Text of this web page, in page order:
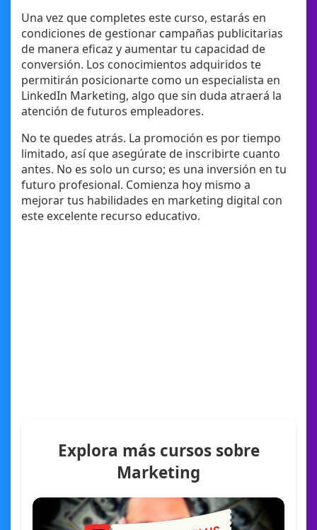
Una vez que completes este curso, estarás en
condiciones de gestionar campañas publicitarias
de manera eficaz y aumentar tu capacidad de
conversión. Los conocimientos adquiridos te
permitirán posicionarte como un especialista en
LinkedIn Marketing, algo que sin duda atraerá la
atención de futuros empleadores.
No te quedes atrás. La promoción es por tiempo
limitado, así que asegúrate de inscribirte cuanto
antes. No es solo un curso; es una inversión en tu
futuro profesional. Comienza hoy mismo a
mejorar tus habilidades en marketing digital con
este excelente recurso educativo.
Explora más cursos sobre
Marketing